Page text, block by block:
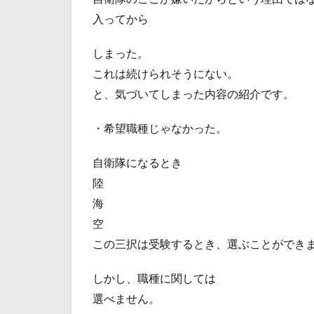
入ってから
しまった。
これは続けられそうにない。
と、気づいてしまった内容の紹介です。
・希望職種じゃなかった。
自衛隊になるとき
陸
海
空
この三択は受験するとき、選ぶことができ
しかし、職種に関しては
選べません。